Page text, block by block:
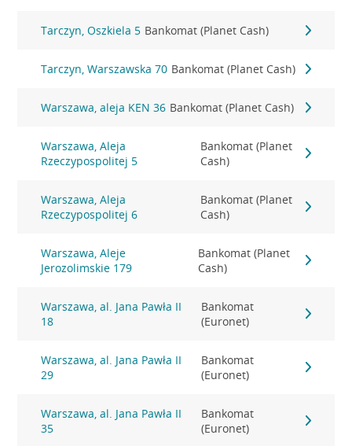
Tarczyn, Oszkiela 5 Bankomat (Planet Cash)
Tarczyn, Warszawska 70 Bankomat (Planet Cash)
Warszawa, aleja KEN 36 Bankomat (Planet Cash)
Warszawa, Aleja
Rzeczypospolitej 5
Bankomat (Planet
Cash)
Warszawa, Aleja
Rzeczypospolitej 6
Bankomat (Planet
Cash)
Warszawa, Aleje
Jerozolimskie 179
Bankomat (Planet
Cash)
Warszawa, al. Jana Pawła II
18
Bankomat
(Euronet)
Warszawa, al. Jana Pawła II
29
Bankomat
(Euronet)
Warszawa, al. Jana Pawła II
35
Bankomat
(Euronet)